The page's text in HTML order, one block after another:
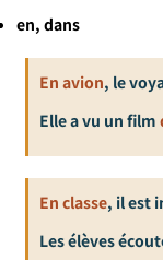
en, dans
En avion, le
Elle a vu un film
En classe, il est
Les élèves